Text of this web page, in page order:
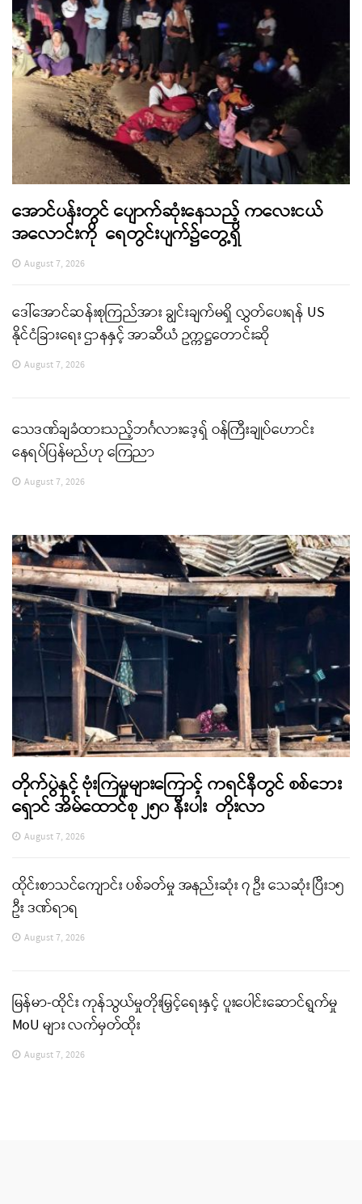
အောင်ပန်းတွင် ပျောက်ဆုံးနေသည့် ကလေးငယ်
အလောင်းကို ရေတွင်းပျက်၌တွေ့ရှိ
August 7, 2026
ဒေါ်အောင်ဆန်းစုကြည်အား ချွင်းချက်မရှိ လွှတ်ပေးရန် US
နိုင်ငံခြားရေး ဌာနနှင့် အာဆီယံ ဥက္ကဋ္ဌတောင်းဆို
August 7, 2026
သေဒဏ်ချခံထားသည့်ဘင်္ဂလားဒေ့ရှ် ဝန်ကြီးချုပ်ဟောင်း
နေရပ်ပြန်မည်ဟု ကြေညာ
August 7, 2026
တိုက်ပွဲနှင့် ဗုံးကြဲမှုများကြောင့် ကရင်နီတွင် စစ်ဘေး
ရှောင် အိမ်ထောင်စု ၂၅၀ နီးပါး တိုးလာ
August 7, 2026
ထိုင်းစာသင်ကျောင်း ပစ်ခတ်မှု အနည်းဆုံး ၇ ဦး သေဆုံး ပြီး၁၅
ဦး ဒဏ်ရာရ
August 7, 2026
မြန်မာ-ထိုင်း ကုန်သွယ်မှုတိုးမြှင့်ရေးနှင့် ပူးပေါင်းဆောင်ရွက်မှု
MoU များ လက်မှတ်ထိုး
August 7, 2026